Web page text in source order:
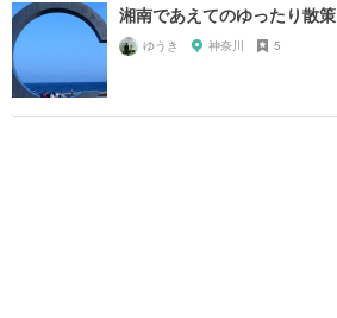
湘南であえてのゆったり散策
ゆうき 神奈川 5